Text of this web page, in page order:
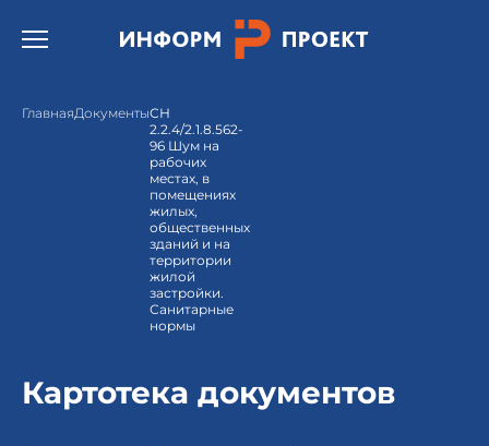
Открыть бургер меню.
ГлавнаяДокументыСН
2.2.4/2.1.8.562-
96 Шум на
рабочих
местах, в
помещениях
жилых,
общественных
зданий и на
территории
жилой
застройки.
Санитарные
нормы
Картотека документов